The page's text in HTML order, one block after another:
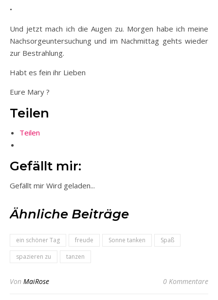
•
Und jetzt mach ich die Augen zu. Morgen habe ich meine
Nachsorgeuntersuchung und im Nachmittag gehts wieder
zur Bestrahlung.
Habt es fein ihr Lieben
Eure Mary ?
Teilen
Teilen
Gefällt mir:
Gefällt mir Wird geladen...
Ähnliche Beiträge
ein schöner Tag freude Sonne tanken
Spaß
spazieren zu
tanzen
Von MaiRose 0 Kommentare